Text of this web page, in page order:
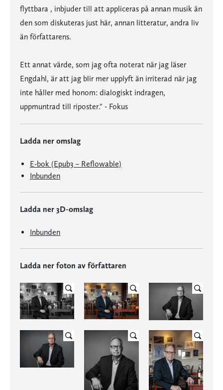
flyttbara , inbjuder till att appliceras på annan musik än
den som diskuteras just här, annan litteratur, andra liv
än författarens.
Ett annat värde, som jag ofta noterat när jag läser
Engdahl, är att jag blir mer upplyft än irriterad när jag
inte håller med honom: dialogiskt indragen,
uppmuntrad till riposter." - Fokus
Ladda ner omslag
E-bok (Epub3 – Reflowable)
Inbunden
Ladda ner 3D-omslag
Inbunden
Ladda ner foton av författaren